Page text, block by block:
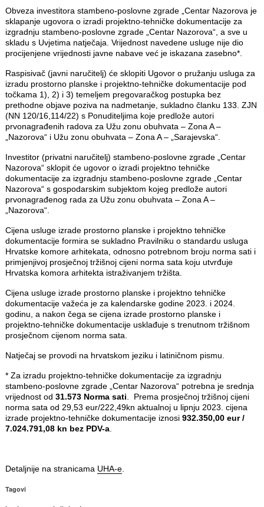
Obveza investitora stambeno-poslovne zgrade „Centar Nazorova je
sklapanje ugovora o izradi projektno-tehničke dokumentacije za
izgradnju stambeno-poslovne zgrade „Centar Nazorova“, a sve u
skladu s Uvjetima natječaja. Vrijednost navedene usluge nije dio
procijenjene vrijednosti javne nabave već je iskazana zasebno*.
Raspisivač (javni naručitelj) će sklopiti Ugovor o pružanju usluga za
izradu prostorno planske i projektno-tehničke dokumentacije pod
točkama 1), 2) i 3) temeljem pregovaračkog postupka bez
prethodne objave poziva na nadmetanje, sukladno članku 133. ZJN
(NN 120/16,114/22) s Ponuditeljima koje predlože autori
prvonagrađenih radova za Užu zonu obuhvata – Zona A –
„Nazorova“ i Užu zonu obuhvata – Zona A – „Sarajevska“.
Investitor (privatni naručitelj) stambeno-poslovne zgrade „Centar
Nazorova“ sklopit će ugovor o izradi projektno tehničke
dokumentacije za izgradnju stambeno-poslovne zgrade „Centar
Nazorova“ s gospodarskim subjektom kojeg predlože autori
prvonagrađenog rada za Užu zonu obuhvata – Zona A –
„Nazorova“.
Cijena usluge izrade prostorno planske i projektno tehničke
dokumentacije formira se sukladno Pravilniku o standardu usluga
Hrvatske komore arhitekata, odnosno potrebnom broju norma sati i
primjenjivoj prosječnoj tržišnoj cijeni norma sata koju utvrđuje
Hrvatska komora arhitekta istraživanjem tržišta.
Cijena usluge izrade prostorno planske i projektno tehničke
dokumentacije važeća je za kalendarske godine 2023. i 2024.
godinu, a nakon čega se cijena izrade prostorno planske i
projektno-tehničke dokumentacije usklađuje s trenutnom tržišnom
prosječnom cijenom norma sata.
Natječaj se provodi na hrvatskom jeziku i latiničnom pismu.
* Za izradu projektno-tehničke dokumentacije za izgradnju
stambeno-poslovne zgrade „Centar Nazorova“ potrebna je srednja
vrijednost od 31.573 Norma sati . Prema prosječnoj tržišnoj cijeni
norma sata od 29,53 eur/222,49kn aktualnoj u lipnju 2023. cijena
izrade projektno-tehničke dokumentacije iznosi 932.350,00 eur /
7.024.791,08 kn bez PDV-a.
Detaljnije na stranicama UHA-e.
Tagovi